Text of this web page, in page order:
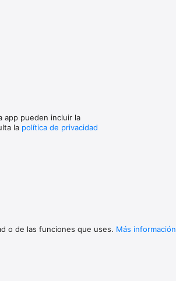
app pueden incluir la
la política de privacidad
o de las funciones que uses. Más información